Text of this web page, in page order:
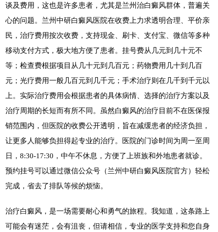
谈及费用，这也是许多患者，尤其是兰州治白癜风群体，普遍关
心的问题。兰州中研白癜风医院在收费上力求透明合理、平价亲
民，治疗费用按次收费，支持现金、刷卡、支付宝、微信等多种
移动支付方式，极大地方便了患者。挂号费从几元到几十元不
等；检查费根据项目从几十元到几百元；药物费用几十到几百
元；光疗费用一般几百元到几千元；手术治疗则在几千到千元以
上。实际治疗费用会根据患者的具体病情、选择的治疗方案以及
治疗周期的长短而有所不同。虽然白癜风的治疗目前不在医保报
销范围内，但医院的收费公开透明，旨在减缓患者的经济负担，
让更多人能够负担得起专业的治疗。医院的门诊时间为周一至周
日，8:30-17:30，中午不休息，方便了上班族和外地患者就诊。
预约挂号可以通过微信公众号（兰州中研白癜风医院官方）轻松
完成，省去了排队等候的烦恼。
治疗白癜风，是一场需要耐心和勇气的旅程。我知道，这条路上
可能会有迷茫，会有沮丧，但请相信，专业的医学支持和您自身